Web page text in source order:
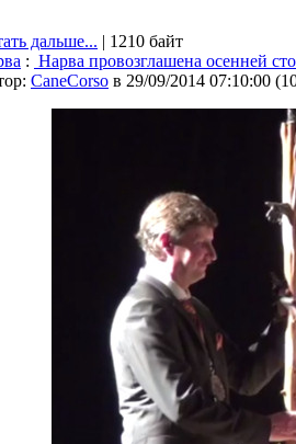
дальше... | 1210 байт
: Нарва провозглашена осенней
CaneCorso в 29/09/2014 07:10:00 (